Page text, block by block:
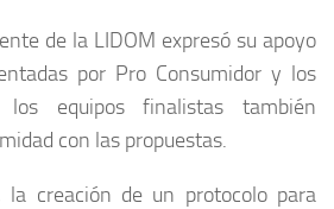
de la LIDOM expresó su apoyo
por Pro Consumidor y los
los equipos finalistas también
con las propuestas.
la creación de un protocolo para